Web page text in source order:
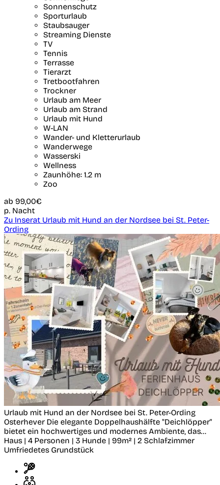
Sonnenschutz
Sporturlaub
Staubsauger
Streaming Dienste
TV
Tennis
Terrasse
Tierarzt
Tretbootfahren
Trockner
Urlaub am Meer
Urlaub am Strand
Urlaub mit Hund
W-LAN
Wander- und Kletterurlaub
Wanderwege
Wasserski
Wellness
Zaunhöhe: 1.2 m
Zoo
ab 99,00€
p. Nacht
Zu Inserat Urlaub mit Hund an der Nordsee bei St. Peter-
Ording
Urlaub mit Hund an der Nordsee bei St. Peter-Ording
Osterhever Die elegante Doppelhaushälfte "Deichlöpper"
bietet ein hochwertiges und modernes Ambiente, das...
Haus | 4 Personen | 3 Hunde | 99m² | 2 Schlafzimmer
Umfriedetes Grundstück